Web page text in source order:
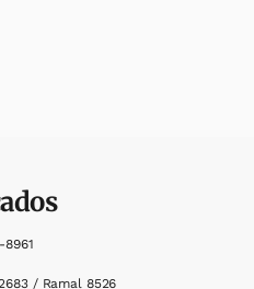
8961
/ Ramal 8526